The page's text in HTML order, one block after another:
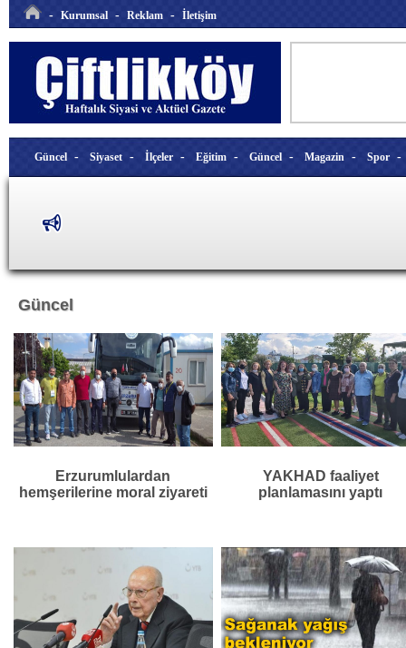
- Kurumsal - Reklam - İletişim
Güncel - Siyaset - İlçeler - Eğitim - Güncel - Magazin - Spor
Güncel
Erzurumlulardan
hemşerilerine moral ziyareti
YAKHAD faaliyet
planlamasını yaptı